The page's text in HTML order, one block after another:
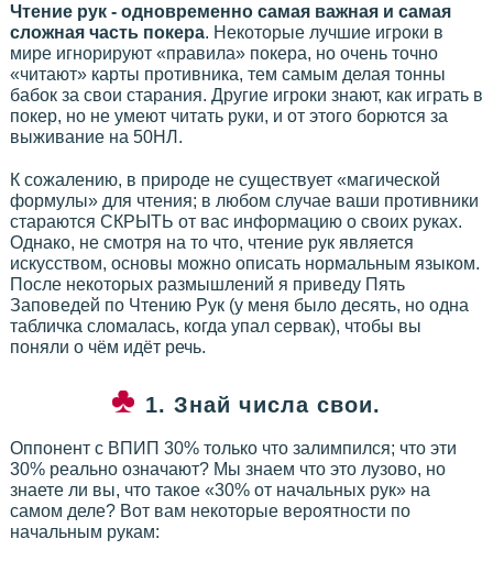
Чтение рук - одновременно самая важная и самая
сложная часть покера. Некоторые лучшие игроки в
мире игнорируют «правила» покера, но очень точно
«читают» карты противника, тем самым делая тонны
бабок за свои старания. Другие игроки знают, как играть в
покер, но не умеют читать руки, и от этого борются за
выживание на 50НЛ.
К сожалению, в природе не существует «магической
формулы» для чтения; в любом случае ваши противники
стараются СКРЫТЬ от вас информацию о своих руках.
Однако, не смотря на то что, чтение рук является
искусством, основы можно описать нормальным языком.
После некоторых размышлений я приведу Пять
Заповедей по Чтению Рук (у меня было десять, но одна
табличка сломалась, когда упал сервак), чтобы вы
поняли о чём идёт речь.
1. Знай числа свои.
Оппонент с ВПИП 30% только что залимпился; что эти
30% реально означают? Мы знаем что это лузово, но
знаете ли вы, что такое «30% от начальных рук» на
самом деле? Вот вам некоторые вероятности по
начальным рукам: